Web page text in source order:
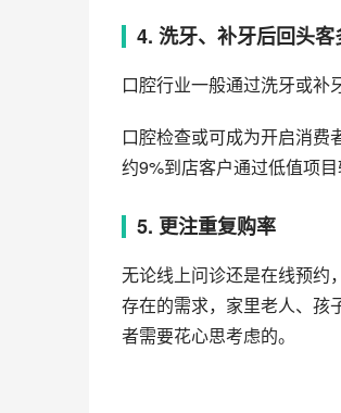
4. 洗牙、补牙后回头客
口腔行业一般通过洗牙或补
口腔检查或可成为开启消费
约9%到店客户通过低值项
5. 更注重复购率
无论线上问诊还是在线预约
存在的需求，家里老人、孩
者需要花心思考虑的。